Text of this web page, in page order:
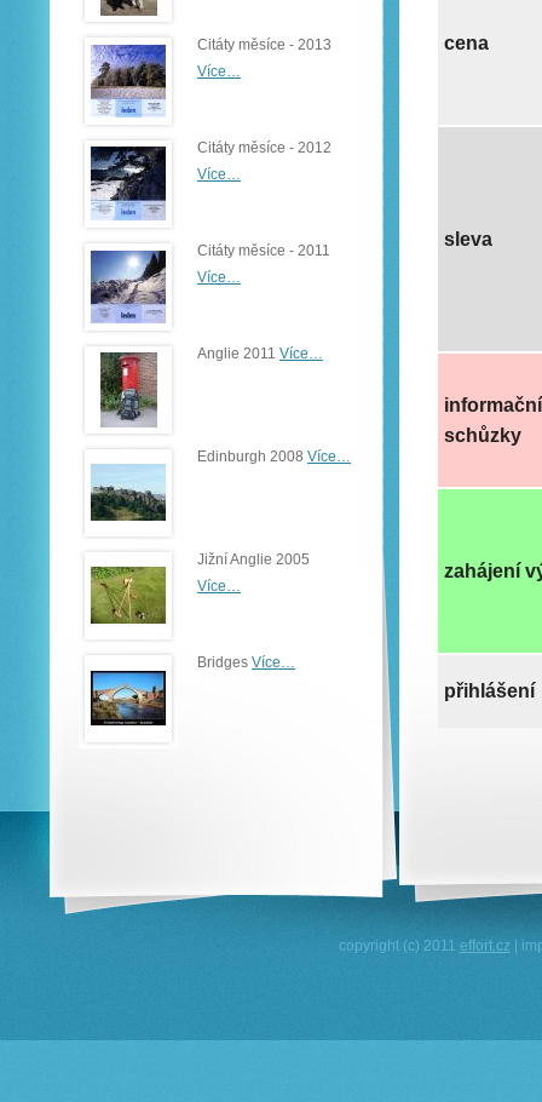
cena
sleva
informační
schůzky
zahájení
přihlášení
Citáty měsíce - 2013
Více…
Citáty měsíce - 2012
Více…
Citáty měsíce - 2011
Více…
Anglie 2011 Více…
Edinburgh 2008 Více…
Jižní Anglie 2005
Více…
Bridges Více…
copyright (c) 2011 effort.cz |